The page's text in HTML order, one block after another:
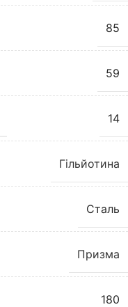
85
59
14
Гільйотина
Сталь
Призма
180